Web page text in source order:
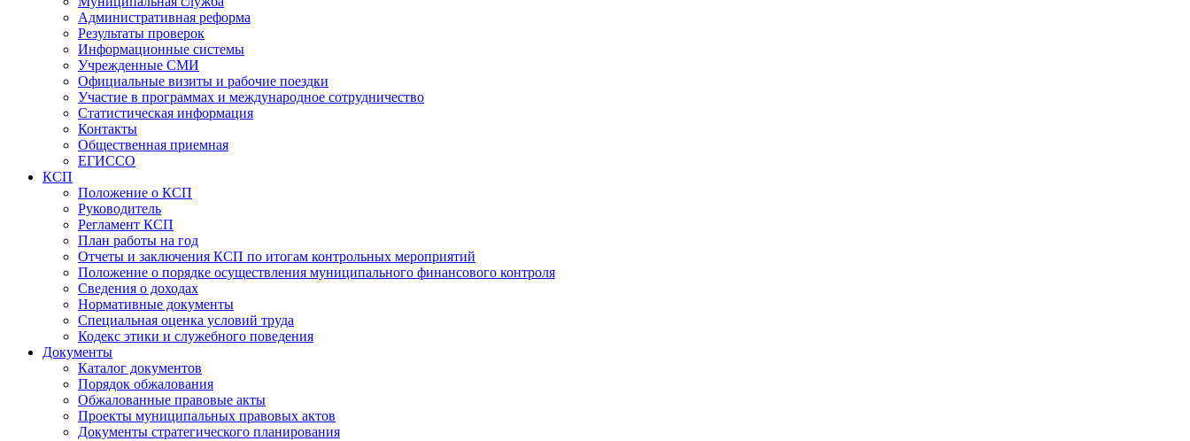
Административная реформа
Результаты проверок
Информационные системы
Учрежденные СМИ
Официальные визиты и рабочие поездки
Участие в программах и международное сотрудничество
Статистическая информация
Контакты
Общественная приемная
ЕГИССО
КСП
Положение о КСП
Руководитель
Регламент КСП
План работы на год
Отчеты и заключения КСП по итогам контрольных мероприятий
Положение о порядке осуществления муниципального финансового контроля
Сведения о доходах
Нормативные документы
Специальная оценка условий труда
Кодекс этики и служебного поведения
Документы
Каталог документов
Порядок обжалования
Обжалованные правовые акты
Проекты муниципальных правовых актов
Документы стратегического планирования